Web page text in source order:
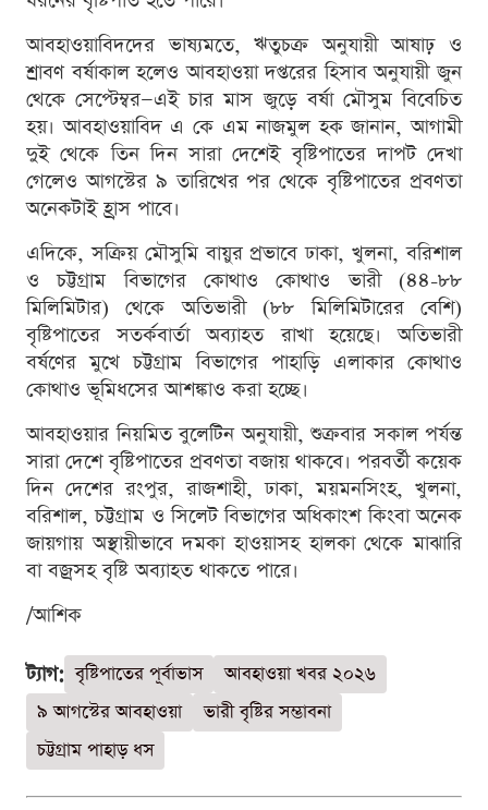
আবহাওয়াবিদদের ভাষ্যমতে, ঋতুচক্র অনুযায়ী আষাঢ় ও
শ্রাবণ বর্ষাকাল হলেও আবহাওয়া দপ্তরের হিসাব অনুযায়ী জুন
থেকে সেপ্টেম্বর—এই চার মাস জুড়ে বর্ষা মৌসুম বিবেচিত
হয়। আবহাওয়াবিদ এ কে এম নাজমুল হক জানান, আগামী
দুই থেকে তিন দিন সারা দেশেই বৃষ্টিপাতের দাপট দেখা
গেলেও আগস্টের ৯ তারিখের পর থেকে বৃষ্টিপাতের প্রবণতা
অনেকটাই হ্রাস পাবে।
এদিকে, সক্রিয় মৌসুমি বায়ুর প্রভাবে ঢাকা, খুলনা, বরিশাল
ও চট্টগ্রাম বিভাগের কোথাও কোথাও ভারী (৪৪-৮৮
মিলিমিটার) থেকে অতিভারী (৮৮ মিলিমিটারের বেশি)
বৃষ্টিপাতের সতর্কবার্তা অব্যাহত রাখা হয়েছে। অতিভারী
বর্ষণের মুখে চট্টগ্রাম বিভাগের পাহাড়ি এলাকার কোথাও
কোথাও ভূমিধসের আশঙ্কাও করা হচ্ছে।
আবহাওয়ার নিয়মিত বুলেটিন অনুযায়ী, শুক্রবার সকাল পর্যন্ত
সারা দেশে বৃষ্টিপাতের প্রবণতা বজায় থাকবে। পরবর্তী কয়েক
দিন দেশের রংপুর, রাজশাহী, ঢাকা, ময়মনসিংহ, খুলনা,
বরিশাল, চট্টগ্রাম ও সিলেট বিভাগের অধিকাংশ কিংবা অনেক
জায়গায় অস্থায়ীভাবে দমকা হাওয়াসহ হালকা থেকে মাঝারি
বা বজ্রসহ বৃষ্টি অব্যাহত থাকতে পারে।
/আশিক
ট্যাগ: বৃষ্টিপাতের পূর্বাভাস
আবহাওয়া খবর ২০২৬
৯ আগস্টের আবহাওয়া
ভারী বৃষ্টির সম্ভাবনা
চট্টগ্রাম পাহাড় ধস